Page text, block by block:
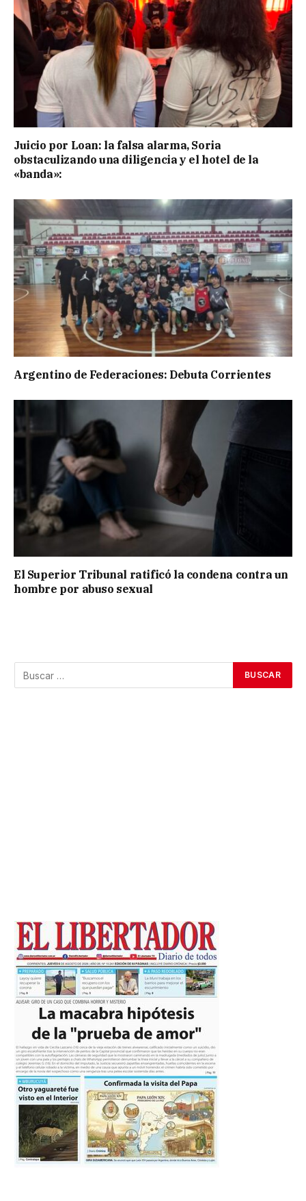
Juicio por Loan: la falsa alarma, Soria
obstaculizando una diligencia y el hotel de la
«banda»:
Argentino de Federaciones: Debuta Corrientes
El Superior Tribunal ratificó la condena contra un
hombre por abuso sexual